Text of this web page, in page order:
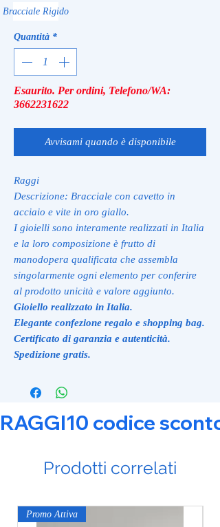
Bracciale Rigido
Quantità *
Esaurito. Per ordini, Telefono/WA:
3662231622
Avvisami quando è disponibile
Raggi
Descrizione: Bracciale con cavetto in
acciaio e vite in oro giallo.
I gioielli sono interamente realizzati in Italia
e la loro composizione è frutto di
manodopera qualificata che assembla
singolarmente ogni elemento per conferire
al prodotto unicità e valore aggiunto.
Gioiello realizzato in Italia.
Elegante confezione regalo e shopping bag.
Certificato di garanzia e autenticità.
Spedizione gratis.
RAGGI10 codice
Prodotti correlati
Promo Attiva